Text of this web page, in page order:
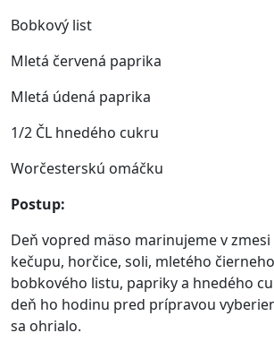
Bobkový list
Mletá červená paprika
Mletá údená paprika
1/2 ČL hnedého cukru
Worčesterskú omáčku
Postup:
Deň vopred mäso marinujeme v
kečupu, horčice, soli, mletého
bobkového listu, papriky a hnedého
deň ho hodinu pred prípravou
sa ohrialo.